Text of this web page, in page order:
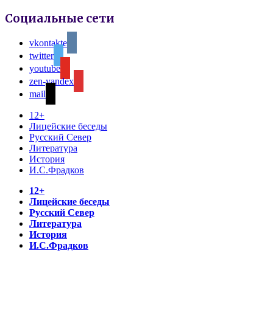
Социальные сети
vkontakte
twitter
youtube
zen-yandex
mail
12+
Лицейские беседы
Русский Север
Литература
История
И.С.Фрадков
12+
Лицейские беседы
Русский Север
Литература
История
И.С.Фрадков